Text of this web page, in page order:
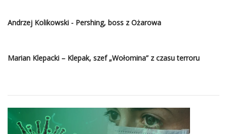
Andrzej Kolikowski - Pershing, boss z Ożarowa
Marian Klepacki – Klepak, szef „Wołomina” z czasu terroru